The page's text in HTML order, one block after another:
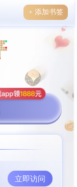
+ 添加书签
立即访问